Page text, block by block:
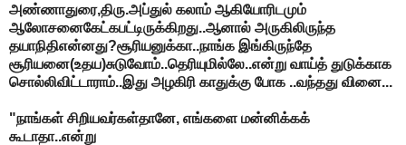
அண்ணாதுரை,திரு.அப்துல் கலாம் ஆகியோரிடமும்
ஆலோசனைகேட்கபட்டிருக்கிறது..ஆனால் அருகிலிருந்த
தயாநிதிஎன்னது?சூரியனுக்கா..நாங்க இங்கிருந்தே
சூரியனை(உதய)சுடுவோம்..தெரியுமில்லே..என்று வாய்த் துடுக்காக
சொல்லிவிட்டாராம்..இது அழகிரி காதுக்கு போக ..வந்தது வினை...
"நாங்கள் சிறியவர்கள்தானே, எங்களை மன்னிக்கக்
கூடாதா..என்று